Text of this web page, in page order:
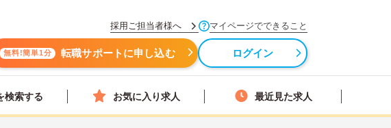
採用ご担当者様へ マイページでできること
無料!簡単1分 転職サポートに申し込む ログイン
検索する お気に入り求人 最近見た求人